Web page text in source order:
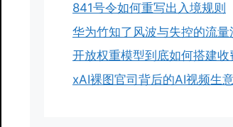
841号令如何重写出入境规则
华为竹知了风波与失控的流量
开放权重模型到底如何搭建收
xAI裸图官司背后的AI视频生